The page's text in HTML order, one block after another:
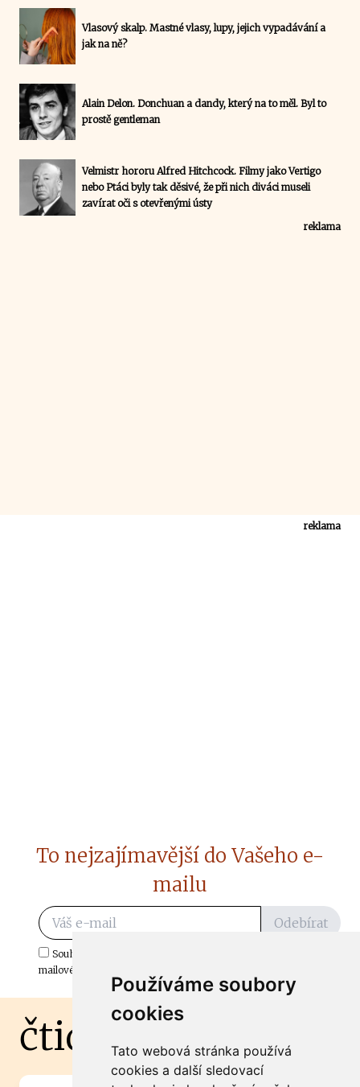
Používáme soubory
cookies
Tato webová stránka používá
cookies a další sledovací
Vlasový skalp. Mastné vlasy, lupy, jejich vypadávání a
jak na ně?
Alain Delon. Donchuan a dandy, který na to měl. Byl to
prostě gentleman
Velmistr hororu Alfred Hitchcock. Filmy jako Vertigo
nebo Ptáci byly tak děsivé, že při nich diváci museli
zavírat oči s otevřenými ústy
reklama
reklama
To nejzajímavější do Vašeho e-
mailu
Odebírat
Souhlasím s odběrem důležitých zpráv ze ČtiDoma.cz do mé e-
mailové schránky.
čtidoma.cz